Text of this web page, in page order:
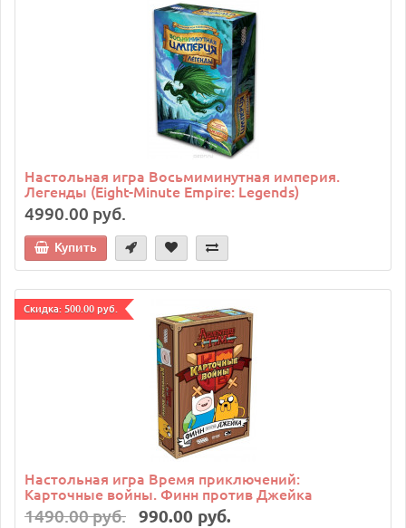
Настольная игра Восьмиминутная империя.
Легенды (Eight-Minute Empire: Legends)
4990.00 руб.
Купить
Cкидка: 500.00 руб.
Настольная игра Время приключений:
Карточные войны. Финн против Джейка
1490.00 руб. 990.00 руб.